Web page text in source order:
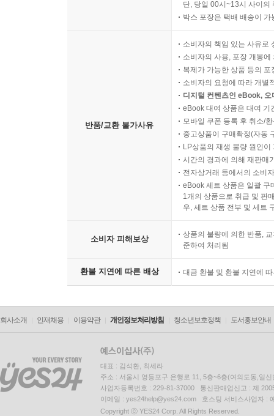
단, 당일 00시~13시 사이의
박스 포장은 택배 배송이
반품/교환 불가사유
소비자의 책임 있는 사유로
소비자의 사용, 포장 개봉
복제가 가능한 상품 등의
소비자의 요청에 따라 개별
디지털 컨텐츠인 eBook,
eBook 대여 상품은 대여 기
모바일 쿠폰 등록 후 취소/
중고상품이 구매확정(자동
LP상품의 재생 불량 원인
시간의 경과에 의해 재판매
전자상거래 등에서의 소비
eBook 세트 상품은 일괄 구
1개의 상품으로 취급 및 판
우, 세트 상품 전부 및 세트
소비자 피해보상
상품의 불량에 의한 반품,
준하여 처리됨
환불 지연에 따른 배상 대금 환불 및 환불 지연에
회사소개 인재채용 이용약관 개인정보처리방침 청소년보호정책 도서홍보안내
대표 : 김석환, 최세라
주소 : 서울시 영등포구 은행로 11, 5층~6층(여의도동,일신
사업자등록번호 : 229-81-37000 통신판매업신고 : 제
이메일 : yes24help@yes24.com 호스팅 서비스사업자 :
Copyright ⓒ YES24 Corp. All Rights Reserved.